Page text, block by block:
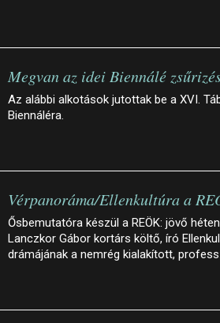
Megvan az idei Biennálé
Az alábbi alkotások jutottak be a XVI.
Biennáléra.
Vérpanoráma/Ellenkultúra a
Ősbemutatóra készül a REÖK: jövő
Lanczkor Gábor kortárs költő, író
drámájának a nemrég kialakított,